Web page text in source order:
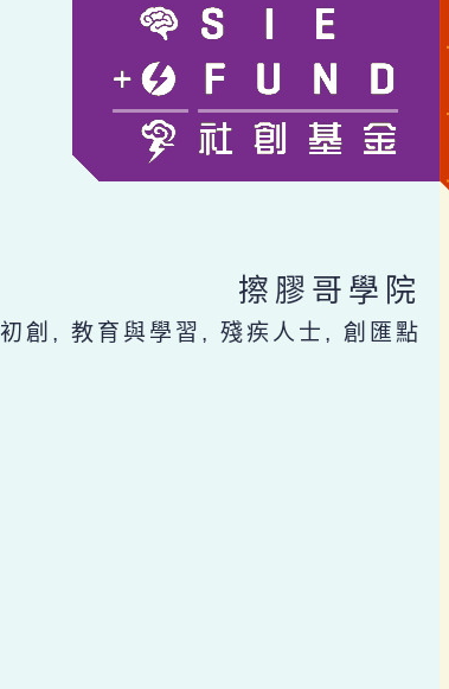
擦膠哥學院
初創, 教育與學習, 殘疾人士, 創匯點